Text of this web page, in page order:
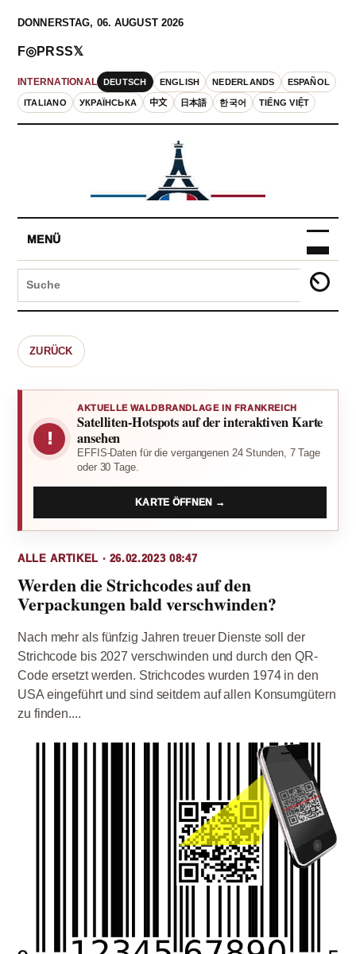
DONNERSTAG, 06. AUGUST 2026
INTERNATIONAL DEUTSCH ENGLISH NEDERLANDS ESPAÑOL
ITALIANO УКРАЇНСЬКА 中文 日本語 한국어 TIẾNG VIỆT
F◎PRSS𝕏
MENÜ
ZURÜCK
!
AKTUELLE WALDBRANDLAGE IN FRANKREICH
Satelliten-Hotspots auf der interaktiven Karte
ansehen
EFFIS-Daten für die vergangenen 24 Stunden, 7 Tage
oder 30 Tage.
KARTE ÖFFNEN →
ALLE ARTIKEL · 26.02.2023 08:47
Werden die Strichcodes auf den
Verpackungen bald verschwinden?
Nach mehr als fünfzig Jahren treuer Dienste soll der
Strichcode bis 2027 verschwinden und durch den QR-
Code ersetzt werden. Strichcodes wurden 1974 in den
USA eingeführt und sind seitdem auf allen Konsumgütern
zu finden....